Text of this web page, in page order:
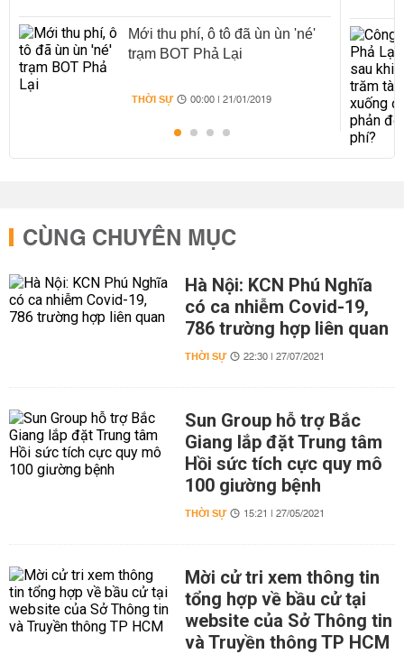
Mới thu phí, ô tô đã ùn ùn 'né'
trạm BOT Phả Lại
THỜI SỰ 00:00 | 21/01/2019
CÙNG CHUYÊN MỤC
Hà Nội: KCN Phú Nghĩa
có ca nhiễm Covid-19,
786 trường hợp liên quan
THỜI SỰ 22:30 | 27/07/2021
Sun Group hỗ trợ Bắc
Giang lắp đặt Trung tâm
Hồi sức tích cực quy mô
100 giường bệnh
THỜI SỰ 15:21 | 27/05/2021
Mời cử tri xem thông tin
tổng hợp về bầu cử tại
website của Sở Thông tin
và Truyền thông TP HCM